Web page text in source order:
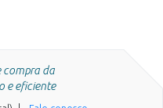
compra da
e eficiente